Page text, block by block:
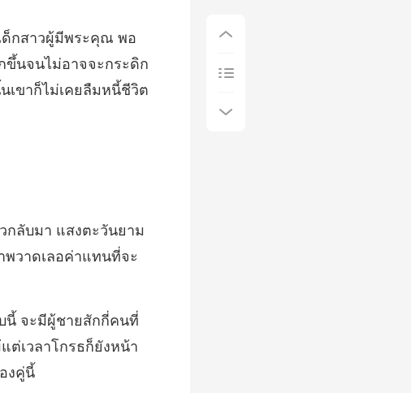
ขึ้นจนไม่อาจจะกระดิก
กลับมา แสงตะวันยาม
สักกี่คนที่
ต่เวล